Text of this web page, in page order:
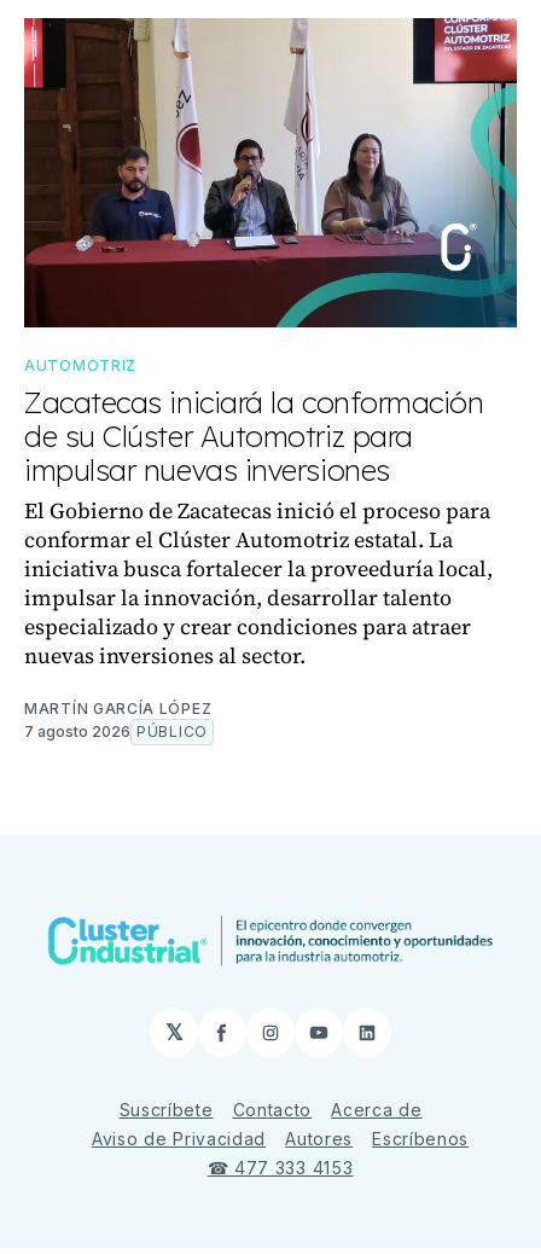
AUTOMOTRIZ
Zacatecas iniciará la conformación
de su Clúster Automotriz para
impulsar nuevas inversiones
El Gobierno de Zacatecas inició el proceso para
conformar el Clúster Automotriz estatal. La
iniciativa busca fortalecer la proveeduría local,
impulsar la innovación, desarrollar talento
especializado y crear condiciones para atraer
nuevas inversiones al sector.
MARTÍN GARCÍA LÓPEZ
7 agosto 2026 PÚBLICO
𝕏 Facebook
Instagram
YouTubeLinkedIn
Suscríbete Contacto
Acerca de
Aviso de Privacidad
Autores
Escríbenos
☎ 477 333 4153